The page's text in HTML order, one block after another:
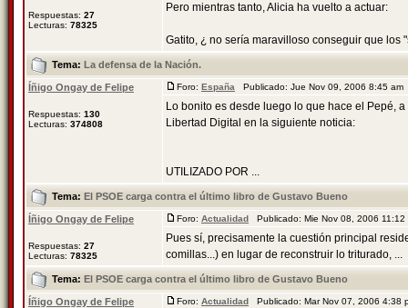
Respuestas: 27
Lecturas: 78325
Pero mientras tanto, Alicia ha vuelto a actuar:
Gatito, ¿ no sería maravilloso conseguir que los
Tema: La defensa de la Nación.
Íñigo Ongay de Felipe
Respuestas: 130
Lecturas: 374808
Foro: España Publicado: Jue Nov 09, 2006 8:45
Lo bonito es desde luego lo que hace el Pepé,
Libertad Digital en la siguiente noticia:
UTILIZADO POR ...
Tema: El PSOE carga contra el último libro de Gustavo Bueno
Íñigo Ongay de Felipe
Respuestas: 27
Lecturas: 78325
Foro: Actualidad Publicado: Mie Nov 08, 2006
Pues sí, precisamente la cuestión principal
comillas...) en lugar de reconstruir lo triturado, ...
Tema: El PSOE carga contra el último libro de Gustavo Bueno
Íñigo Ongay de Felipe Foro: Actualidad Publicado: Mar Nov 07, 2006